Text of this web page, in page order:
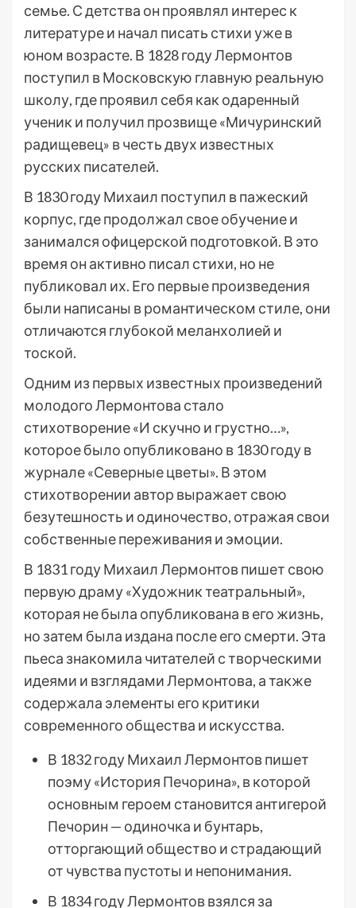
семье. С детства он проявлял интерес к
литературе и начал писать стихи уже в
юном возрасте. В 1828 году Лермонтов
поступил в Московскую главную реальную
школу, где проявил себя как одаренный
ученик и получил прозвище «Мичуринский
радищевец» в честь двух известных
русских писателей.
В 1830 году Михаил поступил в пажеский
корпус, где продолжал свое обучение и
занимался офицерской подготовкой. В это
время он активно писал стихи, но не
публиковал их. Его первые произведения
были написаны в романтическом стиле, они
отличаются глубокой меланхолией и
тоской.
Одним из первых известных произведений
молодого Лермонтова стало
стихотворение «И скучно и грустно…»,
которое было опубликовано в 1830 году в
журнале «Северные цветы». В этом
стихотворении автор выражает свою
безутешность и одиночество, отражая свои
собственные переживания и эмоции.
В 1831 году Михаил Лермонтов пишет свою
первую драму «Художник театральный»,
которая не была опубликована в его жизнь,
но затем была издана после его смерти. Эта
пьеса знакомила читателей с творческими
идеями и взглядами Лермонтова, а также
содержала элементы его критики
современного общества и искусства.
В 1832 году Михаил Лермонтов пишет
поэму «История Печорина», в которой
основным героем становится антигерой
Печорин — одиночка и бунтарь,
отторгающий общество и страдающий
от чувства пустоты и непонимания.
В 1834 году Лермонтов взялся за